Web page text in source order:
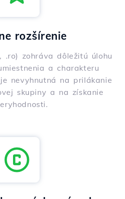
rozšírenie
.ro) zohráva dôležitú úlohu
a charakteru
nevyhnutná na prilákanie
skupiny a na získanie